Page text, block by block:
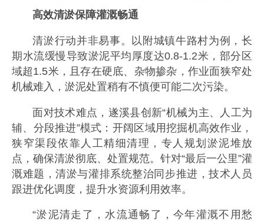
高效清淤保障灌溉畅通
清淤行动并非易事。以附城镇牛路村为例，长
期水流缓慢导致淤泥平均厚度达0.8-1.2米，部分区
域超1.5米，且存在硬底、杂物掺杂，作业面狭窄处
机械难入，淤泥处置稍有不慎便可能二次污染。
面对技术难点，遂溪县创新“机械为主、人工为
辅、分段推进”模式：开阔区域用挖掘机高效作业，
狭窄渠段依靠人工精细清理，专人规划淤泥堆放
点，确保清淤彻底、处置规范。针对“最后一公里”灌
溉难题，清淤与灌排系统整治同步推进，技术人员
跟进优化调度，提升水资源利用效率。
“淤泥清走了，水流通畅了，今年灌溉不用愁